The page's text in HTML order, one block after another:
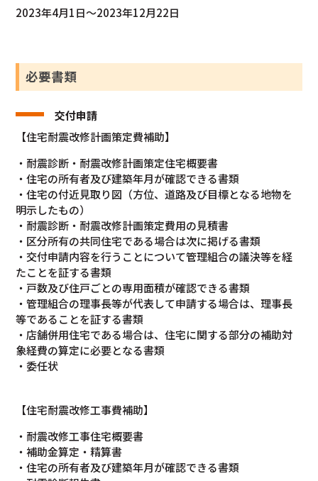
2023年4月1日～2023年12月22日
必要書類
交付申請
【住宅耐震改修計画策定費補助】
・耐震診断・耐震改修計画策定住宅概要書
・住宅の所有者及び建築年月が確認できる書類
・住宅の付近見取り図（方位、道路及び目標となる地物を
明示したもの）
・耐震診断・耐震改修計画策定費用の見積書
・区分所有の共同住宅である場合は次に掲げる書類
・交付申請内容を行うことについて管理組合の議決等を経
たことを証する書類
・戸数及び住戸ごとの専用面積が確認できる書類
・管理組合の理事長等が代表して申請する場合は、理事長
等であることを証する書類
・店舗併用住宅である場合は、住宅に関する部分の補助対
象経費の算定に必要となる書類
・委任状
【住宅耐震改修工事費補助】
・耐震改修工事住宅概要書
・補助金算定・精算書
・住宅の所有者及び建築年月が確認できる書類